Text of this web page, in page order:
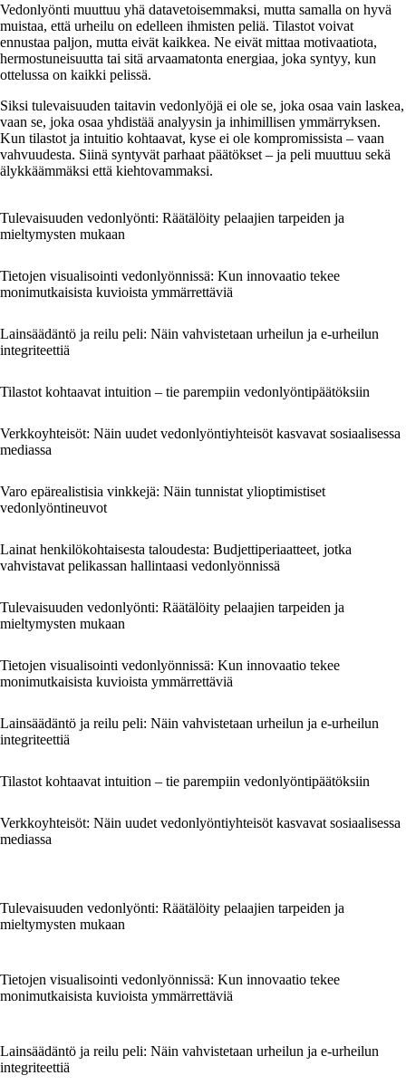
Vedonlyönti muuttuu yhä datavetoisemmaksi, mutta samalla on hyvä
muistaa, että urheilu on edelleen ihmisten peliä. Tilastot voivat
ennustaa paljon, mutta eivät kaikkea. Ne eivät mittaa motivaatiota,
hermostuneisuutta tai sitä arvaamatonta energiaa, joka syntyy, kun
ottelussa on kaikki pelissä.
Siksi tulevaisuuden taitavin vedonlyöjä ei ole se, joka osaa vain laskea,
vaan se, joka osaa yhdistää analyysin ja inhimillisen ymmärryksen.
Kun tilastot ja intuitio kohtaavat, kyse ei ole kompromissista – vaan
vahvuudesta. Siinä syntyvät parhaat päätökset – ja peli muuttuu sekä
älykkäämmäksi että kiehtovammaksi.
Tulevaisuuden vedonlyönti: Räätälöity pelaajien tarpeiden ja
mieltymysten mukaan
Tietojen visualisointi vedonlyönnissä: Kun innovaatio tekee
monimutkaisista kuvioista ymmärrettäviä
Lainsäädäntö ja reilu peli: Näin vahvistetaan urheilun ja e-urheilun
integriteettiä
Tilastot kohtaavat intuition – tie parempiin vedonlyöntipäätöksiin
Verkkoyhteisöt: Näin uudet vedonlyöntiyhteisöt kasvavat sosiaalisessa
mediassa
Varo epärealistisia vinkkejä: Näin tunnistat ylioptimistiset
vedonlyöntineuvot
Lainat henkilökohtaisesta taloudesta: Budjettiperiaatteet, jotka
vahvistavat pelikassan hallintaasi vedonlyönnissä
Tulevaisuuden vedonlyönti: Räätälöity pelaajien tarpeiden ja
mieltymysten mukaan
Tietojen visualisointi vedonlyönnissä: Kun innovaatio tekee
monimutkaisista kuvioista ymmärrettäviä
Lainsäädäntö ja reilu peli: Näin vahvistetaan urheilun ja e-urheilun
integriteettiä
Tilastot kohtaavat intuition – tie parempiin vedonlyöntipäätöksiin
Verkkoyhteisöt: Näin uudet vedonlyöntiyhteisöt kasvavat sosiaalisessa
mediassa
Tulevaisuuden vedonlyönti: Räätälöity pelaajien tarpeiden ja
mieltymysten mukaan
Tietojen visualisointi vedonlyönnissä: Kun innovaatio tekee
monimutkaisista kuvioista ymmärrettäviä
Lainsäädäntö ja reilu peli: Näin vahvistetaan urheilun ja e-urheilun
integriteettiä